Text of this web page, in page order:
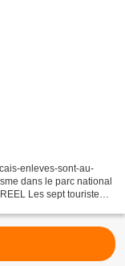
enleves-sont-au-
dans le parc national
Les sept touristes